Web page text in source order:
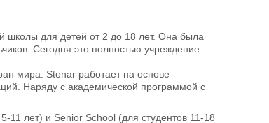
школы для детей от 2 до 18 лет. Она была
Сегодня это полностью учреждение
мира. Stonar работает на основе
Наряду с академической программой с
лет) и Senior School (для студентов 11-18